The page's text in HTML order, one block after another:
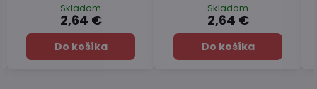
Skladom
2,84 €
Do košíka
Skladom
7,45 €
Do košíka